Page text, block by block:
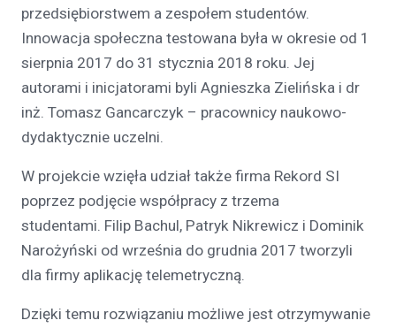
przedsiębiorstwem a zespołem studentów.
Innowacja społeczna testowana była w okresie od 1
sierpnia 2017 do 31 stycznia 2018 roku. Jej
autorami i inicjatorami byli Agnieszka Zielińska i dr
inż. Tomasz Gancarczyk – pracownicy naukowo-
dydaktycznie uczelni.
W projekcie wzięła udział także firma Rekord SI
poprzez podjęcie współpracy z trzema
studentami. Filip Bachul, Patryk Nikrewicz i Dominik
Narożyński od września do grudnia 2017 tworzyli
dla firmy aplikację telemetryczną.
Dzięki temu rozwiązaniu możliwe jest otrzymywanie